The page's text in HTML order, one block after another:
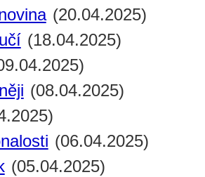
(20.04.2025)
(18.04.2025)
(08.04.2025)
(06.04.2025)
(05.04.2025)